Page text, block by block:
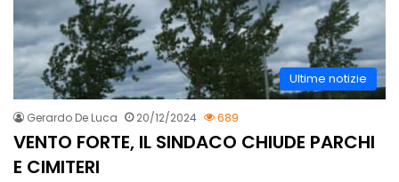
Ultime notizie
Gerardo De Luca 20/12/2024 689
VENTO FORTE, IL SINDACO CHIUDE PARCHI
E CIMITERI